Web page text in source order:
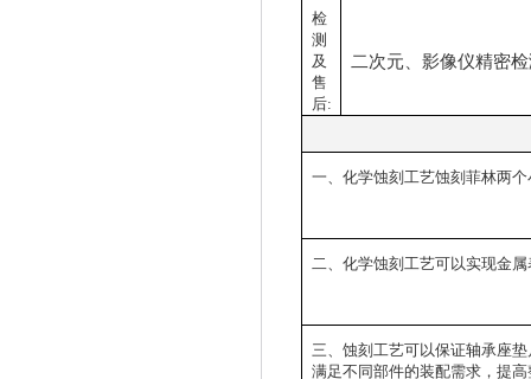
检
测
及
售
后:
二次元、影像仪精密
一、 化学蚀刻工艺蚀刻菲林两
二、 化学蚀刻工艺可以实现金属
三、 蚀刻工艺可以保证轴承座垫
满足不同部件的装配需求，提高